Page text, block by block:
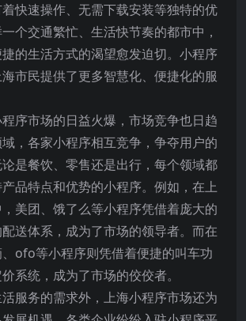
快速操作、无需下载安装等独特的优
个交通繁忙、生活快节奏的都市中，
的生活方式的渴望愈发迫切。小程序
市民提供了更多智慧化、便捷化的服
序市场的日益火爆，市场竞争也日趋
，各家小程序相互竞争，争夺用户的
是餐饮、零售还是出行，每个领域都
品特点和优势的小程序。例如，在上
美团、饿了么等小程序凭借着庞大的
送体系，成为了市场的领导者。而在
ofo等小程序则凭借着便捷的叫车功
系统，成为了市场的佼佼者。
服务的需求外，上海小程序市场还为